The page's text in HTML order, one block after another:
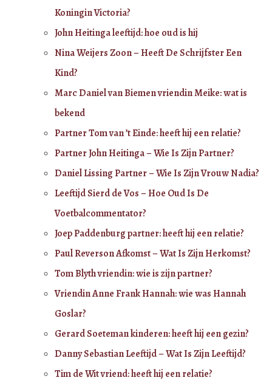
Koningin Victoria?
John Heitinga leeftijd: hoe oud is hij
Nina Weijers Zoon – Heeft De Schrijfster Een
Kind?
Marc Daniel van Biemen vriendin Meike: wat is
bekend
Partner Tom van ’t Einde: heeft hij een relatie?
Partner John Heitinga – Wie Is Zijn Partner?
Daniel Lissing Partner – Wie Is Zijn Vrouw Nadia?
Leeftijd Sierd de Vos – Hoe Oud Is De
Voetbalcommentator?
Joep Paddenburg partner: heeft hij een relatie?
Paul Reverson Afkomst – Wat Is Zijn Herkomst?
Tom Blyth vriendin: wie is zijn partner?
Vriendin Anne Frank Hannah: wie was Hannah
Goslar?
Gerard Soeteman kinderen: heeft hij een gezin?
Danny Sebastian Leeftijd – Wat Is Zijn Leeftijd?
Tim de Wit vriend: heeft hij een relatie?